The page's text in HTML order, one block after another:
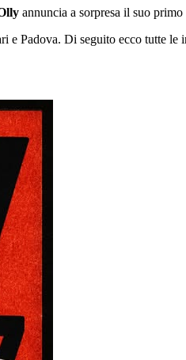
annuncia a sorpresa il suo
e Padova. Di seguito ecco tutte le